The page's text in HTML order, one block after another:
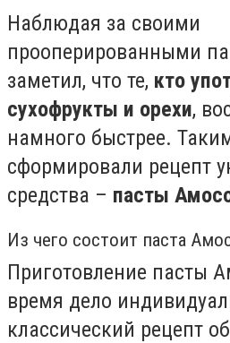
Наблюдая за своими
прооперированными
заметил, что те, кто
сухофрукты и орехи,
намного быстрее.
сформировали рецепт
средства – пасты
Из чего состоит паста
Приготовление пасты
время дело
классический рецепт